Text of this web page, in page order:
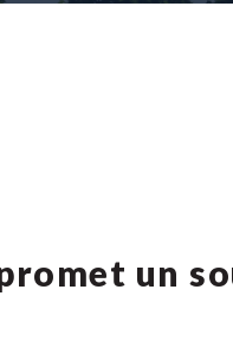
un